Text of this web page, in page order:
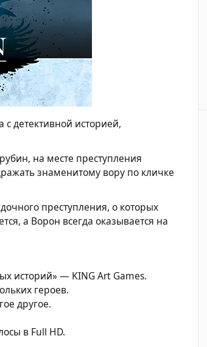
детективной историей,
на месте преступления
знаменитому вору по кличке
преступления, о которых
а Ворон всегда оказывается на
историй» — KING Art Games.
героев.
другое.
в Full HD.